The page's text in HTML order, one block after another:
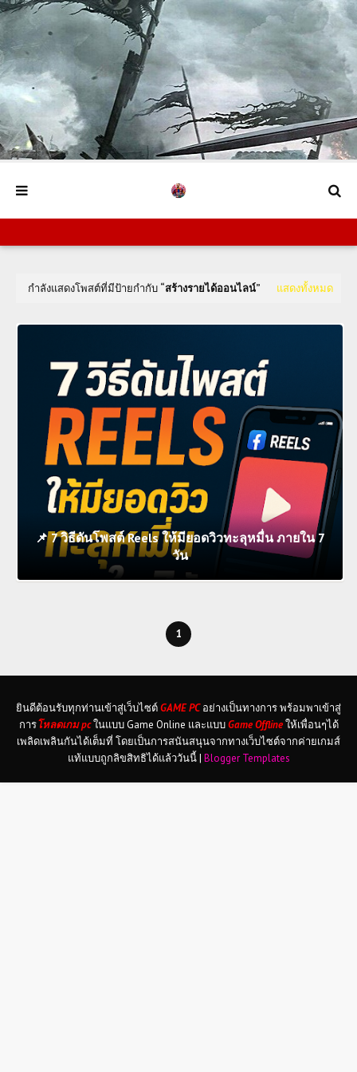
กำลังแสดงโพสต์ที่มีป้ายกำกับ สร้างรายได้ออนไลน์ แสดงทั้งหมด
📌 7 วิธีดันโพสต์ Reels ให้มียอดวิวทะลุหมื่น ภายใน 7
วัน
1
ยินดีต้อนรับทุกท่านเข้าสู่เว็บไซต์GAME PCอย่างเป็นทางการ พร้อมพาเข้าสู่
การโหลดเกม pcในแบบ Game Online และแบบGame Offlineให้เพื่อนๆได้
เพลิดเพลินกันได้เต็มที่ โดยเป็นการสนันสนุนจากทางเว็บไซต์จากค่ายเกมส์
แท้แบบถูกลิขสิทธิได้แล้ววันนี้ | Blogger Templates